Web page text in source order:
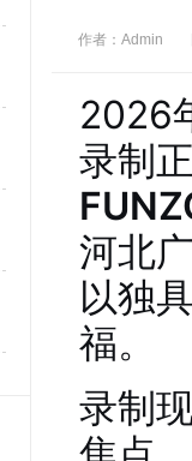
作者：Admin
2026
录制
河北
以独
福。
录制